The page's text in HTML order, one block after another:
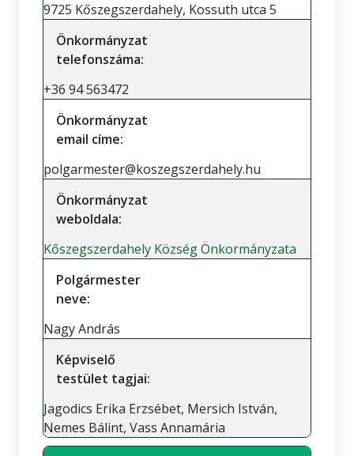
9725 Kőszegszerdahely, Kossuth utca 5
Önkormányzat
telefonszáma:
+36 94 563472
Önkormányzat
email címe:
polgarmester@koszegszerdahely.hu
Önkormányzat
weboldala:
Kőszegszerdahely Község Önkormányzata
Polgármester
neve:
Nagy András
Képviselő
testület tagjai:
Jagodics Erika Erzsébet, Mersich István,
Nemes Bálint, Vass Annamária